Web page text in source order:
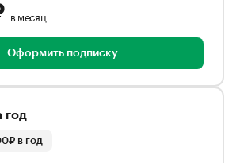
в месяц
Оформить подписку
год
в год